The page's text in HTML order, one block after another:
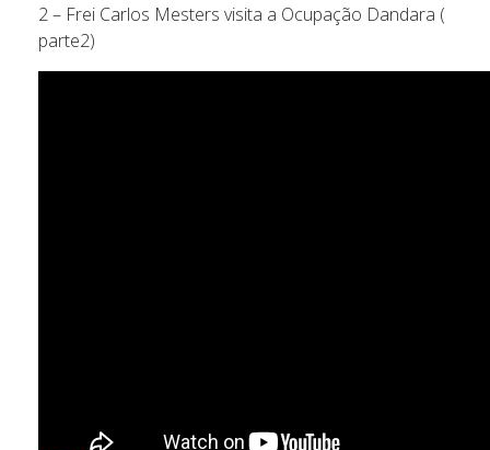
2 – Frei Carlos Mesters visita a Ocupação Dandara (
parte2)